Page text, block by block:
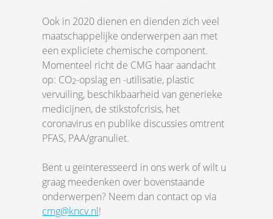
Ook in 2020 dienen en dienden zich veel
maatschappelijke onderwerpen aan met
een expliciete chemische component.
Momenteel richt de CMG haar aandacht
op: CO2-opslag en -utilisatie, plastic
vervuiling, beschikbaarheid van generieke
medicijnen, de stikstofcrisis, het
coronavirus en publike discussies omtrent
PFAS, PAA/granuliet.
Bent u geïnteresseerd in ons werk of wilt u
graag meedenken over bovenstaande
onderwerpen? Neem dan contact op via
cmg@kncv.nl!